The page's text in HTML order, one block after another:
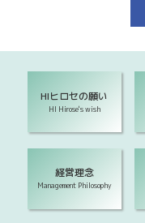
HIヒロセの願い
HI Hirose's wish
経営理念
Management Philosophy